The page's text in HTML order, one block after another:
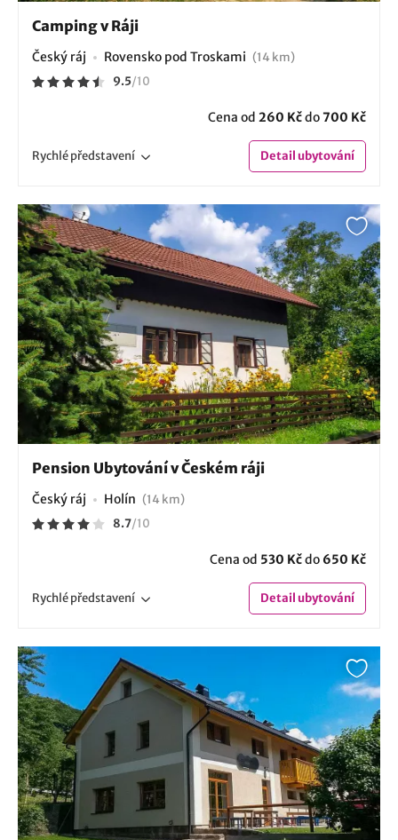
Camping v Ráji
Český ráj Rovensko pod Troskami (14 km)
9.5/10
Cena od 260 Kčdo700 Kč
Rychlépředstavení Detailubytování
Pension Ubytování v Českém ráji
Český ráj Holín (14 km)
8.7/10
Cena od 530 Kčdo 650 Kč
Rychlépředstavení Detailubytování